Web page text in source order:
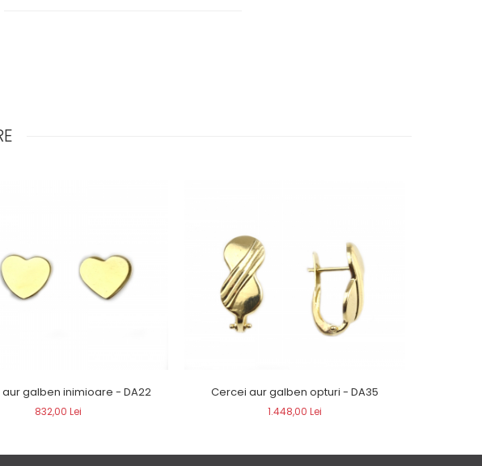
galben inimioare - DA22
832,00 Lei
Cercei aur galben opturi - DA35
1.448,00 Lei